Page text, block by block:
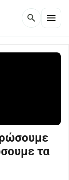
search menu
τα